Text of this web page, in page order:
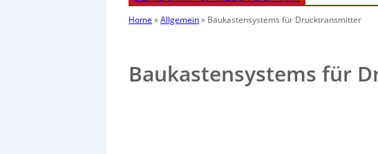
Home »Allgemein» Baukastensystems für Drucktransmitter
Baukastensystems für